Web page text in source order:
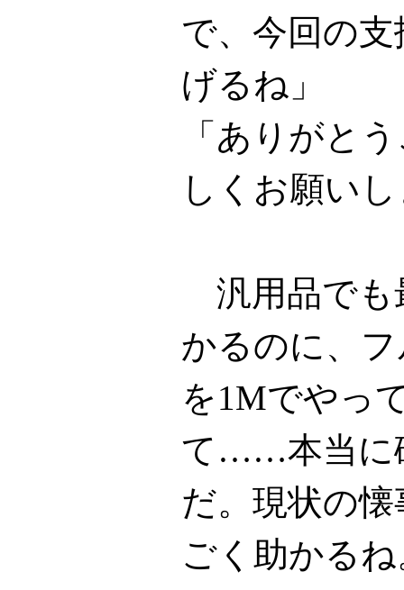
で、今回の
げるね」
「ありがと
しくお願い
汎用品でも
かるのに、
を1Mでやっ
て……本当に
だ。現状の
ごく助かる